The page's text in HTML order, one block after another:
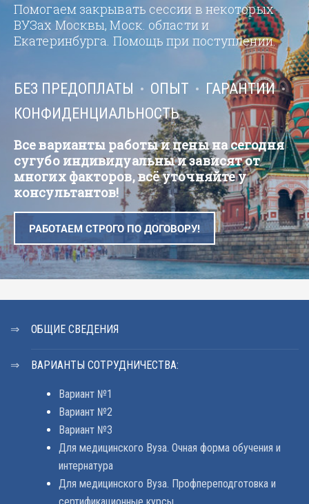
Помогаем закрывать сессии в некоторых
ВУЗах Москвы, Моск. области и
Екатеринбурга. Помощь при поступлении.
БЕЗ ПРЕДОПЛАТЫ ОПЫТ
ГАРАНТИИ
КОНФИДЕНЦИАЛЬНОСТЬ
Все варианты работы и цены на сегодня
сугубо индивидуальны и зависят от
многих факторов, всё уточняйте у
консультантов!
РАБОТАЕМ СТРОГО ПО ДОГОВОРУ!
ОБЩИЕ СВЕДЕНИЯ
ВАРИАНТЫ СОТРУДНИЧЕСТВА:
Вариант №1
Вариант №2
Вариант №3
Для медицинского Вуза. Очная форма обучения и
интернатура
Для медицинского Вуза. Профпереподготовка и